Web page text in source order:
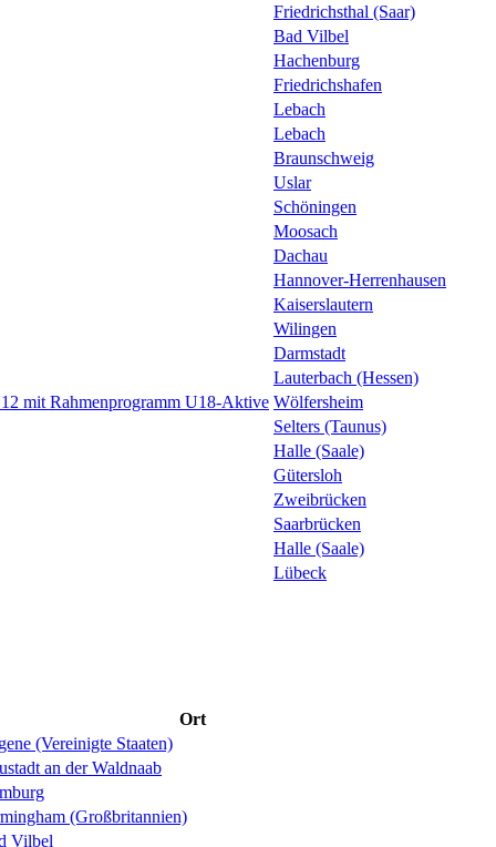
Friedrichsthal (Saar)
Bad Vilbel
Hachenburg
Friedrichshafen
Lebach
Lebach
Braunschweig
Uslar
Schöningen
Moosach
Dachau
Hannover-Herrenhausen
Kaiserslautern
Wilingen
Darmstadt
Lauterbach (Hessen)
mit Rahmenprogramm U18-Aktive Wölfersheim
Selters (Taunus)
Halle (Saale)
Gütersloh
Zweibrücken
Saarbrücken
Halle (Saale)
Lübeck
Ort
(Vereinigte Staaten)
an der Waldnaab
(Großbritannien)
Vilbel